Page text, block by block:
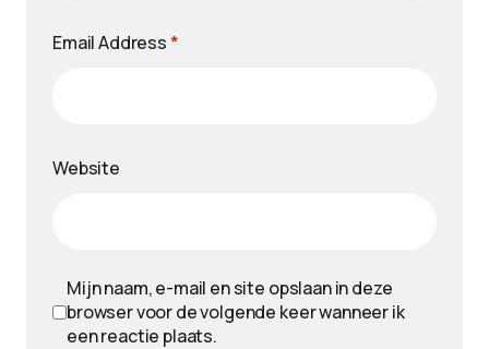
Email Address *
Website
Mijn naam, e-mail en site opslaan in deze
browser voor de volgende keer wanneer ik
een reactie plaats.